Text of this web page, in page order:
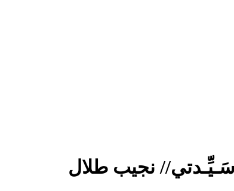
نجيب طلال